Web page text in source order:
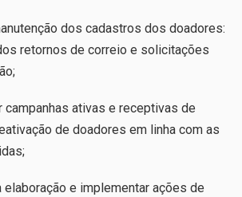
dos cadastros dos doadores:
retornos de correio e solicitações
campanhas ativas e receptivas de
de doadores em linha com as
elaboração e implementar ações de